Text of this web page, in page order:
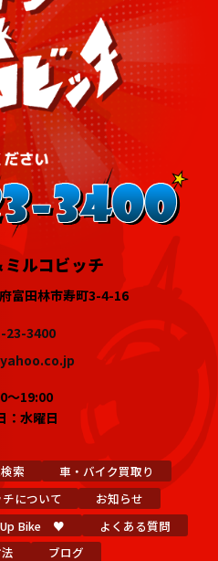
ミルコビッチ
富田林市寿町3-4-16
23-3400
～19:00
：水曜日
索
車・バイク買取り
について
お知らせ
Up Bike ♥
よくある質問
ブログ